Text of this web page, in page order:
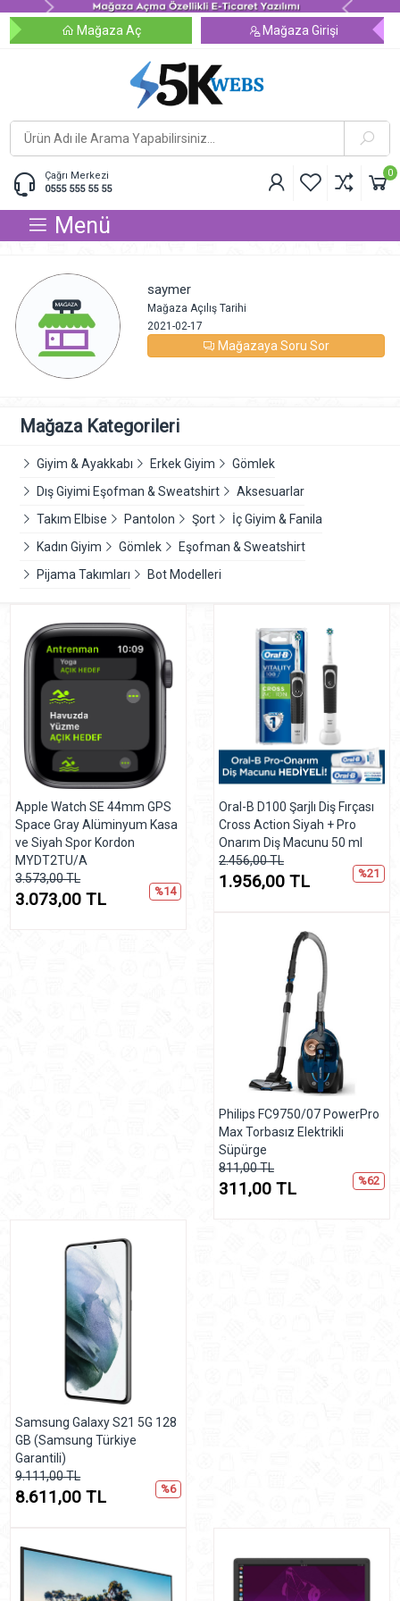
Mağaza Aç Mağaza Girişi
Çağrı Merkezi
0555 555 55 55
0
Menü
saymer
Mağaza Açılış Tarihi
2021-02-17
Mağazaya Soru Sor
Mağaza Kategorileri
Giyim & Ayakkabı Erkek Giyim
Gömlek
Dış Giyimi Eşofman & Sweatshirt
Aksesuarlar
Takım Elbise
Pantolon Şort
İç Giyim & Fanila
Kadın Giyim
Gömlek
Eşofman & Sweatshirt
Pijama Takımları
Bot Modelleri
Apple Watch SE 44mm GPS
Space Gray Alüminyum Kasa
ve Siyah Spor Kordon
MYDT2TU/A
3.573,00 TL
%14
3.073,00 TL
Oral-B D100 Şarjlı Diş Fırçası
Cross Action Siyah + Pro
Onarım Diş Macunu 50 ml
2.456,00 TL
%21
1.956,00 TL
Philips FC9750/07 PowerPro
Max Torbasız Elektrikli
Süpürge
811,00 TL
%62
311,00 TL
Samsung Galaxy S21 5G 128
GB (Samsung Türkiye
Garantili)
9.111,00 TL
%6
8.611,00 TL